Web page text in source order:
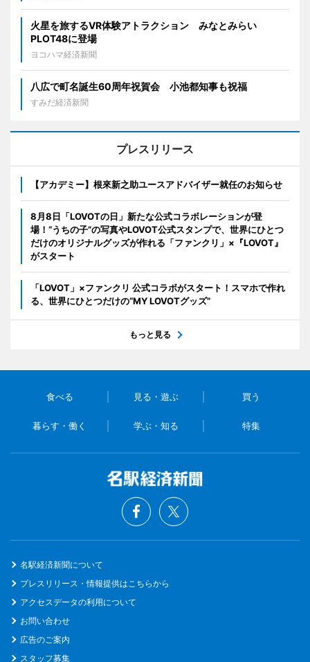
火星を旅するVR体験アトラクション みなとみらい
PLOT48に登場
ヨコハマ経済新聞
八広で町名誕生60周年祝賀会 小池都知事も祝福
すみだ経済新聞
プレスリリース
【アカデミー】根來新之助ユースアドバイザー就任のお知らせ
8月8日「LOVOTの日」新たな公式コラボレーションが登
場！“うちの子”の写真やLOVOT公式スタンプで、世界にひとつ
だけのオリジナルグッズが作れる「ファンクリ」×『LOVOT』
がスタート
「LOVOT」×ファンクリ 公式コラボがスタート！スマホで作れ
る、世界にひとつだけの“MY LOVOTグッズ”
もっと見る
食べる 見る・遊ぶ 買う
暮らす・働く 学ぶ・知る 特集
名駅経済新聞について
プレスリリース・情報提供はこちらから
アクセスデータの利用について
お問い合わせ
広告のご案内
スタッフ募集